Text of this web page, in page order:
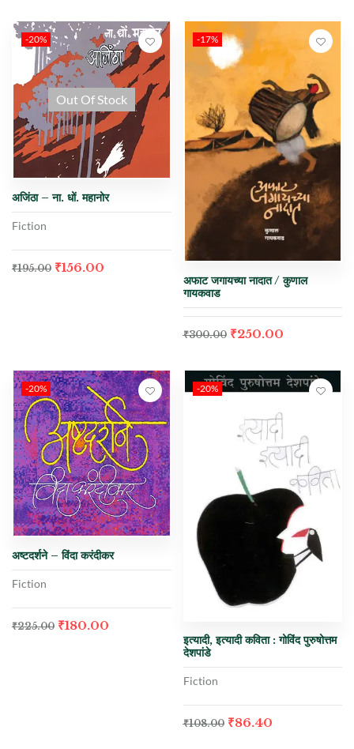
-20%
Out Of Stock
अजिंठा – ना. धों. महानोर
Fiction
₹195.00 ₹156.00
-17%
अफाट जगायच्या नादात / कुणाल
गायकवाड
₹300.00 ₹250.00
-20%
अष्टदर्शने – विंदा करंदीकर
Fiction
₹225.00 ₹180.00
-20%
इत्यादी, इत्यादी कविता : गोविंद पुरुषोत्तम
देशपांडे
Fiction
₹108.00 ₹86.40